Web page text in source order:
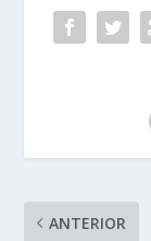
ANTERIOR